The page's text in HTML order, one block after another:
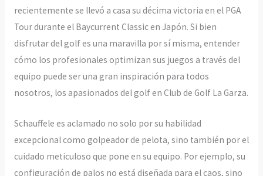
recientemente se llevó a casa su décima victoria en el PGA
Tour durante el Baycurrent Classic en Japón. Si bien
disfrutar del golf es una maravilla por sí misma, entender
cómo los profesionales optimizan sus juegos a través del
equipo puede ser una gran inspiración para todos
nosotros, los apasionados del golf en Club de Golf La Garza.
Schauffele es aclamado no solo por su habilidad
excepcional como golpeador de pelota, sino también por el
cuidado meticuloso que pone en su equipo. Por ejemplo, su
configuración de palos no está diseñada para el caos, sino